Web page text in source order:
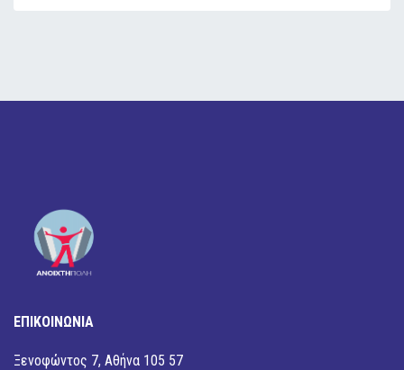
ΕΠΙΚΟΙΝΩΝΙΑ
Ξενοφώντος 7, Αθήνα 105 57